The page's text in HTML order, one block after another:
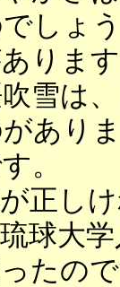
しょ
りま
雪は
あり
。
正し
球大
たの